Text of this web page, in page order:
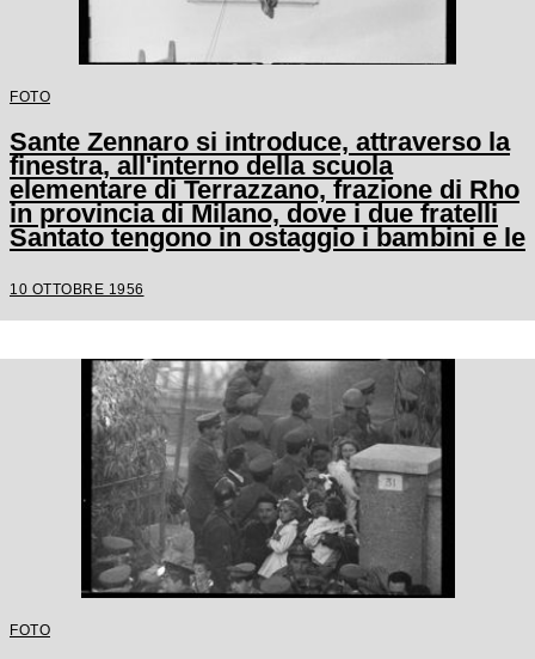
FOTO
Sante Zennaro si introduce, attraverso la
finestra, all'interno della scuola
elementare di Terrazzano, frazione di Rho
in provincia di Milano, dove i due fratelli
Santato tengono in ostaggio i bambini e le
tre maestre
10 OTTOBRE 1956
FOTO